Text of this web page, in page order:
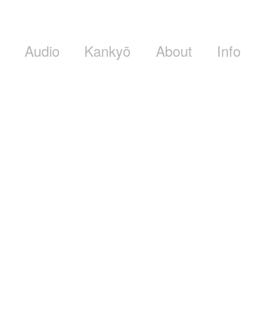
Audio Kankyō About Info